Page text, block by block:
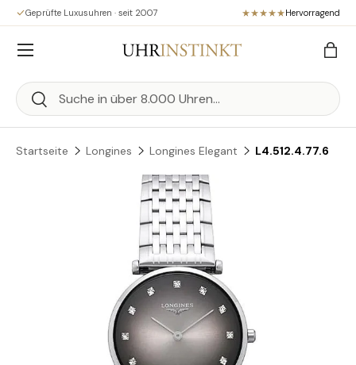
Direkt zum Inhalt
Geprüfte Luxusuhren · seit 2007 Hervorragend
Suchen
Suchen
Menü
Startseite Longines Longines Elegant L4.512.4.77.6
Zu Produktinformationen springen